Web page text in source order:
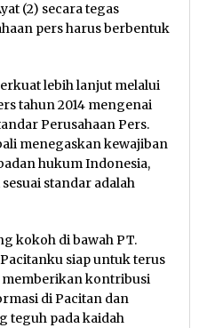
(2) secara tegas
pers harus berbentuk
lebih lanjut melalui
tahun 2014 mengenai
Perusahaan Pers.
menegaskan kewajiban
hukum Indonesia,
standar adalah
kokoh di bawah PT.
siap untuk terus
memberikan kontribusi
di Pacitan dan
teguh pada kaidah